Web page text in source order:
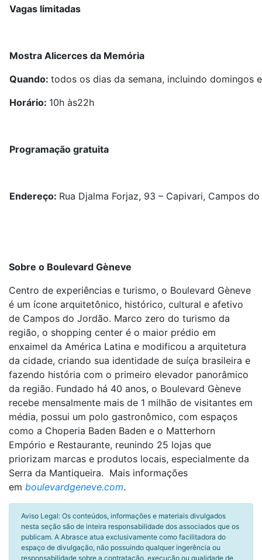
Vagas limitadas
Mostra Alicerces da Memória
Quando: todos os dias da semana, incluindo domingos
Horário: 10h às22h
Programação gratuita
Endereço: Rua Djalma Forjaz, 93 – Capivari, Campos
Sobre o Boulevard Gèneve
Centro de experiências e turismo, o Boulevard Gèneve
é um ícone arquitetônico, histórico, cultural e afetivo
de Campos do Jordão. Marco zero do turismo da
região, o shopping center é o maior prédio em
enxaimel da América Latina e modificou a arquitetura
da cidade, criando sua identidade de suíça brasileira e
fazendo história com o primeiro elevador panorâmico
da região. Fundado há 40 anos, o Boulevard Gèneve
recebe mensalmente mais de 1 milhão de visitantes em
média, possui um polo gastronômico, com espaços
como a Choperia Baden Baden e o Matterhorn
Empório e Restaurante, reunindo 25 lojas que
priorizam marcas e produtos locais, especialmente da
Serra da Mantiqueira. Mais informações
em boulevardgeneve.com.
Aviso Legal: Os conteúdos, informações e materiais divulgados
nesta seção são de inteira responsabilidade dos associados que os
publicam. A Abrasce atua exclusivamente como facilitadora do
espaço de divulgação, não possuindo qualquer ingerência ou
responsabilidade sobre a contratação, execução ou qualidade de